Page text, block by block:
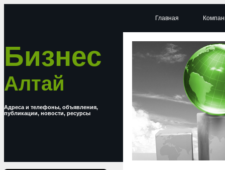
Бизнес
Алтай
Адреса и телефоны, объявления,
публикации, новости, ресурсы
Главная